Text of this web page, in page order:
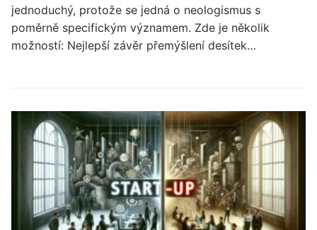
jednoduchý, protože se jedná o neologismus s
poměrně specifickým významem. Zde je několik
možností: Nejlepší závěr přemýšlení desítek…